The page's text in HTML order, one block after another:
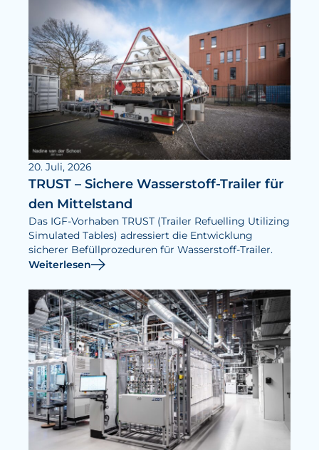
20. Juli, 2026
TRUST – Sichere Wasserstoff-Trailer für
den Mittelstand
Das IGF-Vorhaben TRUST (Trailer Refuelling Utilizing
Simulated Tables) adressiert die Entwicklung
sicherer Befüllprozeduren für Wasserstoff-Trailer.
Weiterlesen